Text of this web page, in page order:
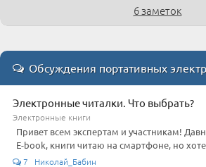
6 заметок
Обсуждения портативных
Электронные читалки. Что выбрать?
Электронные книги
Привет всем экспертам и участникам!
E-book, книги читаю на смартфоне, но
7 Николай_Бабин